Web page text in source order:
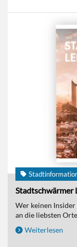
Stadtschwärmer
Wer keinen
an die liebsten
Weiterlesen